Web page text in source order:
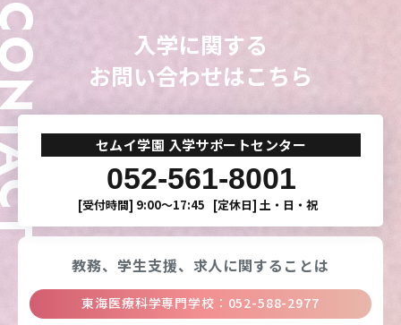
入学に関する
お問い合わせはこちら
セムイ学園 入学サポートセンター
052-561-8001
[受付時間] 9:00〜17:45 [定休日] 土・日・祝
教務、学生支援、 求人に関することは
東海医療科学専門学校 ： 052-588-2977